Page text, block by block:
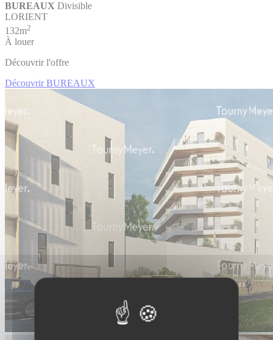
BUREAUX Divisible
LORIENT
132m2
À louer
Découvrir l'offre
Découvrir BUREAUX